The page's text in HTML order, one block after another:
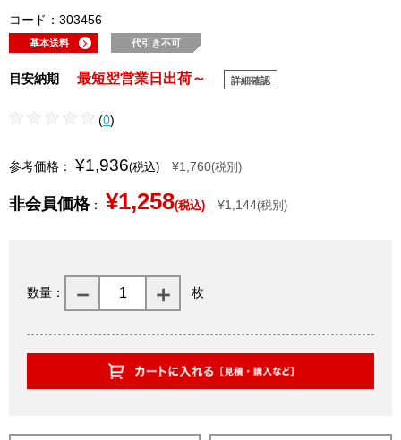
コード：303456
基本送料 代引き不可
目安納期 最短翌営業日出荷～ 詳細確認
(0)
参考価格： ¥1,936(税込) ¥1,760(税別)
非会員価格： ¥1,258(税込) ¥1,144(税別)
数量： 枚